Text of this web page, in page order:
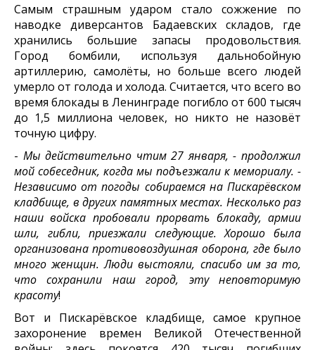
Самым страшным ударом стало сожжение по
наводке диверсантов Бадаевских складов, где
хранились большие запасы продовольствия.
Город бомбили, используя дальнобойную
артиллерию, самолёты, но больше всего людей
умерло от голода и холода. Считается, что всего во
время блокады в Ленинграде погибло от 600 тысяч
до 1,5 миллиона человек, но никто не назовёт
точную цифру.
- Мы действительно чтим 27 января, - продолжил
мой собеседник, когда мы подъезжали к мемориалу. -
Независимо от погоды собираемся на Пискарёвском
кладбище, в других памятных местах. Несколько раз
наши войска пробовали прорвать блокаду, армии
шли, гибли, приезжали следующие. Хорошо была
организована противовоздушная оборона, где было
много женщин. Люди выстояли, спасибо им за то,
что сохранили наш город, эту неповторимую
красоту!
Вот и Пискарёвское кладбище, самое крупное
захоронение времен Великой Отечественной